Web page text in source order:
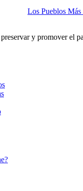
Los Pueblos
y promover el